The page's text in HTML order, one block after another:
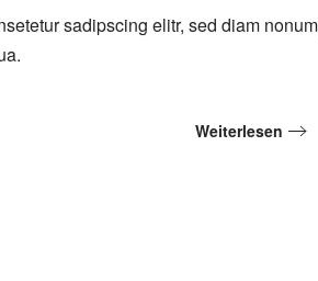
sadipscing elitr, sed diam
Weiterlesen